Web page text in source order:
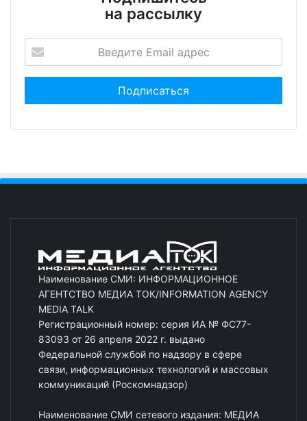
на рассылку
Наименование СМИ: ИНФОРМАЦИОННОЕ
АГЕНТСТВО МЕДИА ТОК/INFORMATION AGENCY
MEDIA TALK
Регистрационный номер: серия ИА № ФС77-
83093 от 26 апреля 2022 г. выдано
Федеральной службой по надзору в сфере
связи, информационных технологий и массовых
коммуникаций (Роскомнадзор)
Наименование СМИ сетевого издания: МЕДИА